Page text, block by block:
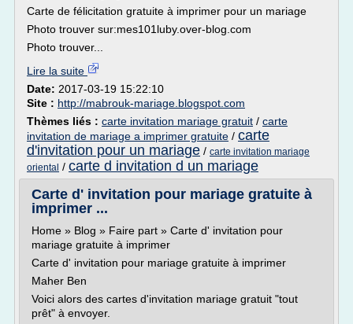
Carte de félicitation gratuite à imprimer pour un mariage
Photo trouver sur:mes101luby.over-blog.com
Photo trouver...
Lire la suite
Date: 2017-03-19 15:22:10
Site : http://mabrouk-mariage.blogspot.com
Thèmes liés : carte invitation mariage gratuit / carte
invitation de mariage a imprimer gratuite / carte
d'invitation pour un mariage / carte invitation mariage
oriental / carte d invitation d un mariage
Carte d' invitation pour mariage gratuite à
imprimer ...
Home » Blog » Faire part » Carte d' invitation pour
mariage gratuite à imprimer
Carte d' invitation pour mariage gratuite à imprimer
Maher Ben
Voici alors des cartes d'invitation mariage gratuit "tout
prêt" à envoyer.